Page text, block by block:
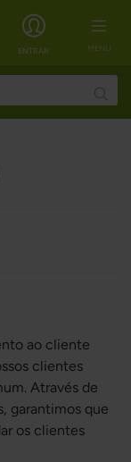
MENU
ENTRAR
ao cliente
clientes
Através de
garantimos que
os clientes